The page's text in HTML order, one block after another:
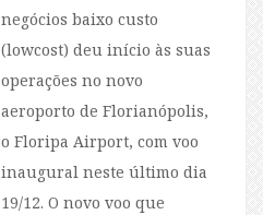
negócios baixo custo
(lowcost) deu início às suas
operações no novo
aeroporto de Florianópolis,
o Floripa Airport, com voo
inaugural neste último dia
19/12. O novo voo que